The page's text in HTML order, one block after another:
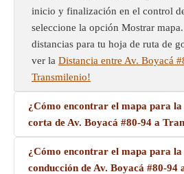
inicio y finalización en el control
seleccione la opción Mostrar
distancias para tu hoja de ruta de
ver la Distancia entre Av. Boyacá
Transmilenio!
¿Cómo encontrar el mapa para la
corta de Av. Boyacá #80-94 a
¿Cómo encontrar el mapa para la
conducción de Av. Boyacá #80-94